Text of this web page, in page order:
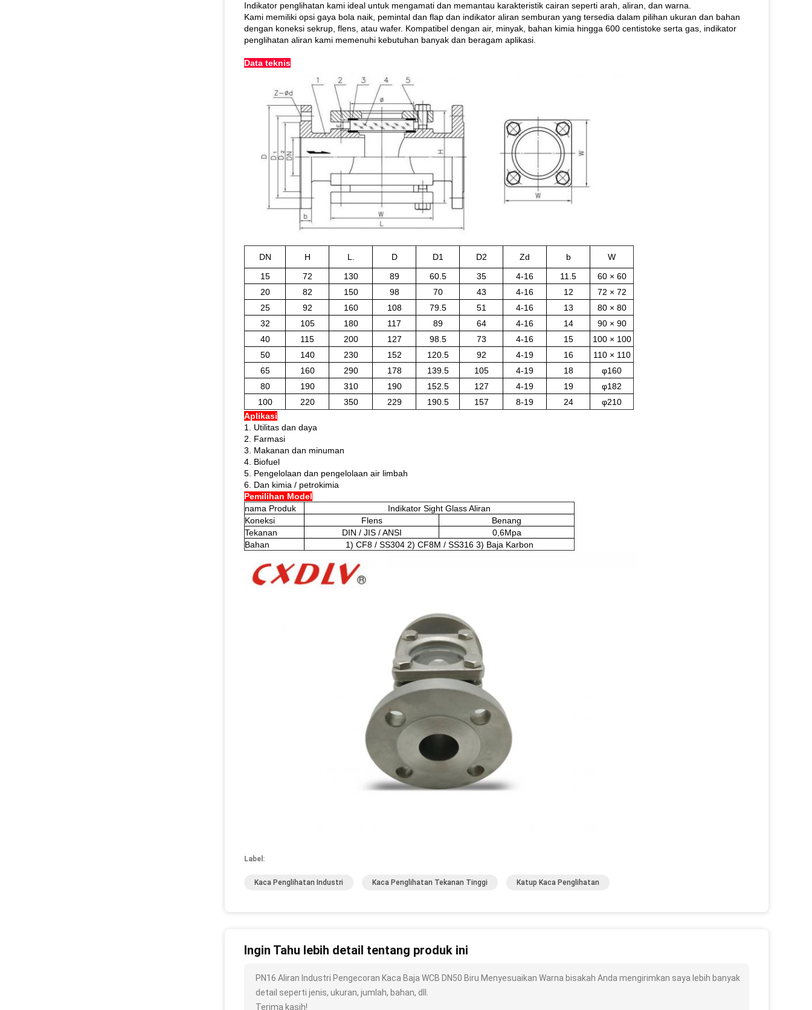
Indikator penglihatan kami ideal untuk mengamati dan memantau karakteristik cairan seperti arah, aliran, dan warna.
Kami memiliki opsi gaya bola naik, pemintal dan flap dan indikator aliran semburan yang tersedia dalam pilihan ukuran dan bahan
dengan koneksi sekrup, flens, atau wafer. Kompatibel dengan air, minyak, bahan kimia hingga 600 centistoke serta gas, indikator
penglihatan aliran kami memenuhi kebutuhan banyak dan beragam aplikasi.
Data teknis
DN H L. D D1 D2 Zd b
W
15
72 130 89 60.5 35 4-16 11.5
60 × 60
20
82 150 98 70 43 4-16 12
72 × 72
25
92 160 108 79.5 51 4-16 13
80 × 80
32
105 180 117 89 64 4-16 14
90 × 90
40
115 200 127 98.5 73 4-16 15
100 × 100
50
140 230 152 120.5 92 4-19 16
110 × 110
65
160 290 178 139.5 105 4-19 18
φ160
80
190 310 190 152.5 127 4-19 19
φ182
100
220 350 229 190.5 157 8-19 24
φ210
Aplikasi
1. Utilitas dan daya
2. Farmasi
3. Makanan dan minuman
4. Biofuel
5. Pengelolaan dan pengelolaan air limbah
6. Dan kimia / petrokimia
Pemilihan Model
nama Produk
Indikator Sight Glass Aliran
Koneksi
Flens
Benang
Tekanan
DIN / JIS / ANSI
0,6Mpa
Bahan
1) CF8 / SS304 2) CF8M / SS316 3) Baja Karbon
Label:
Kaca Penglihatan Industri Kaca Penglihatan Tekanan Tinggi Katup Kaca Penglihatan
Ingin Tahu lebih detail tentang produk ini
PN16 Aliran Industri Pengecoran Kaca Baja WCB DN50 Biru Menyesuaikan Warna bisakah Anda mengirimkan saya lebih banyak
detail seperti jenis, ukuran, jumlah, bahan, dll.
Terima kasih!